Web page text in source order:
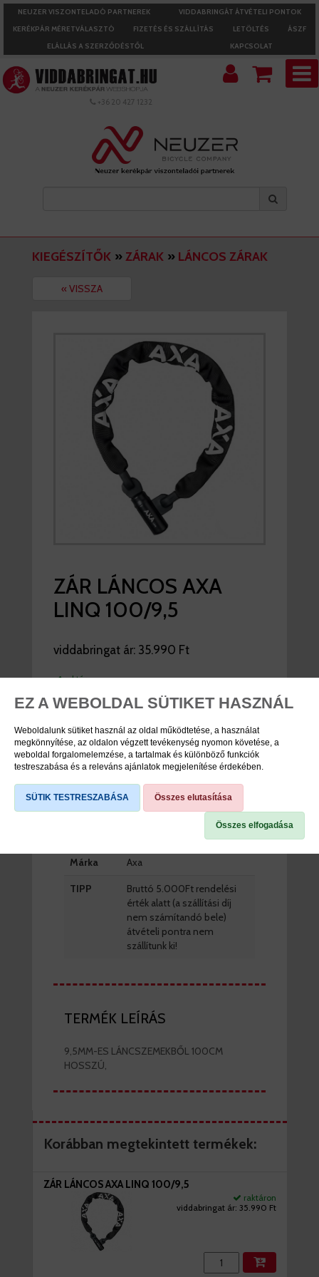
EZ A WEBOLDAL SÜTIKET HASZNÁL
Weboldalunk sütiket használ az oldal működtetése, a használat
megkönnyítése, az oldalon végzett tevékenység nyomon követése, a
weboldal forgalomelemzése, a tartalmak és különböző funkciók
testreszabása és a releváns ajánlatok megjelenítése érdekében.
SÜTIK TESTRESZABÁSA Összes elutasítása
Összes elfogadása
NEUZER VISZONTELADÓ PARTNEREK
VIDDABRINGÁT ÁTVÉTELI PONTOK
KERÉKPÁR MÉRETVÁLASZTÓ
FIZETÉS ÉS SZÁLLÍTÁS LETÖLTÉS
ÁSZF
ELÁLLÁS A SZERZŐDÉSTŐL
KAPCSOLAT
+36 20 427 1232
KIEGÉSZÍTŐK »ZÁRAK » LÁNCOS ZÁRAK
« VISSZA
ZÁR LÁNCOS AXA
LINQ 100/9,5
viddabringat ár: 35.990 Ft
raktáron
DB
KOSÁRBA
TERMÉK SPECIFIKÁCIÓK
Márka Axa
TIPP
Bruttó 5.000Ft rendelési
érték alatt (a szállítási díj
nem számítandó bele)
átvételi pontra nem
szállítunk ki!
TERMÉK LEÍRÁS
9,5MM-ES LÁNCSZEMEKBŐL 100CM
HOSSZÚ,
Korábban megtekintett termékek:
ZÁR LÁNCOS AXA LINQ 100/9,5
raktáron
viddabringat ár: 35.990 Ft